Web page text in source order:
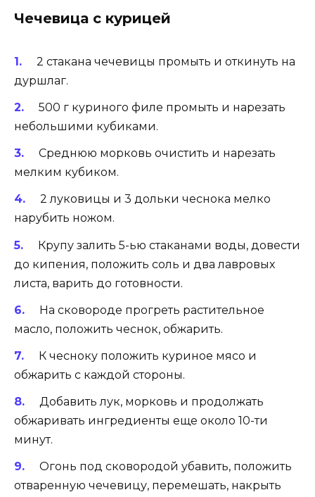
Чечевица с курицей
2 стакана чечевицы промыть и откинуть на
дуршлаг.
500 г куриного филе промыть и нарезать
небольшими кубиками.
Среднюю морковь очистить и нарезать
мелким кубиком.
2 луковицы и 3 дольки чеснока мелко
нарубить ножом.
Крупу залить 5-ью стаканами воды, довести
до кипения, положить соль и два лавровых
листа, варить до готовности.
На сковороде прогреть растительное
масло, положить чеснок, обжарить.
К чесноку положить куриное мясо и
обжарить с каждой стороны.
Добавить лук, морковь и продолжать
обжаривать ингредиенты еще около 10-ти
минут.
Огонь под сковородой убавить, положить
отваренную чечевицу, перемешать, накрыть